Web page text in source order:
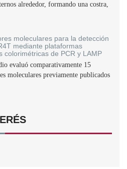
alrededor, formando una costra,
moleculares para la detección
mediante plataformas
colorimétricas de PCR y LAMP
evaluó comparativamente 15
moleculares previamente publicados